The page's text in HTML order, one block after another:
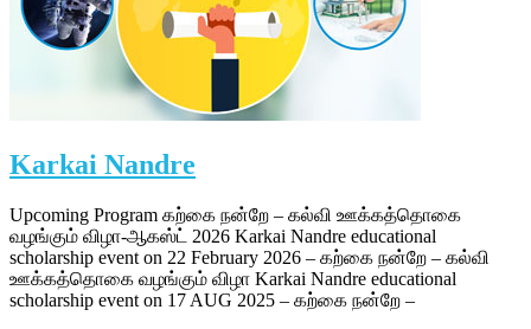
Karkai Nandre
Upcoming Program கற்கை நன்றே – கல்வி ஊக்கத்தொகை
வழங்கும் விழா-ஆகஸ்ட் 2026 Karkai Nandre educational
scholarship event on 22 February 2026 – கற்கை நன்றே – கல்வி
ஊக்கத்தொகை வழங்கும் விழா Karkai Nandre educational
scholarship event on 17 AUG 2025 – கற்கை நன்றே –